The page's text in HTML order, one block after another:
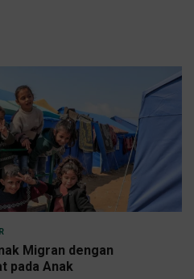
Migran dengan
pada Anak